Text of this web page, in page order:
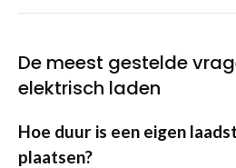
De meest gestelde
elektrisch laden
Hoe duur is een eigen
plaatsen?